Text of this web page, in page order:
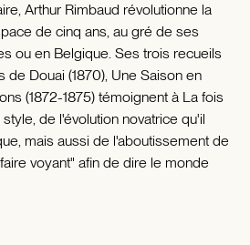
Arthur Rimbaud révolutionne la
de cinq ans, au gré de ses
ou en Belgique. Ses trois recueils
de Douai (1870), Une Saison en
(1872-1875) témoignent à La fois
de l'évolution novatrice qu'il
mais aussi de l'aboutissement de
voyant" afin de dire le monde